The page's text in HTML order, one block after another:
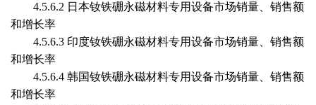
4.5.6.2 日本钕铁硼永磁材料专用设备市场销量、销售额
和增长率
4.5.6.3 印度钕铁硼永磁材料专用设备市场销量、销售额
和增长率
4.5.6.4 韩国钕铁硼永磁材料专用设备市场销量、销售额
和增长率